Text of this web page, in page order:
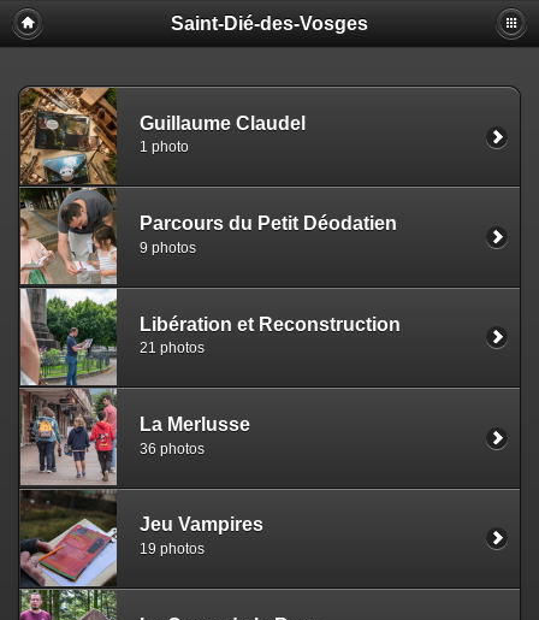
Saint-Dié-des-Vosges
Guillaume Claudel
1 photo
Parcours du Petit Déodatien
9 photos
Libération et Reconstruction
21 photos
La Merlusse
36 photos
Jeu Vampires
19 photos